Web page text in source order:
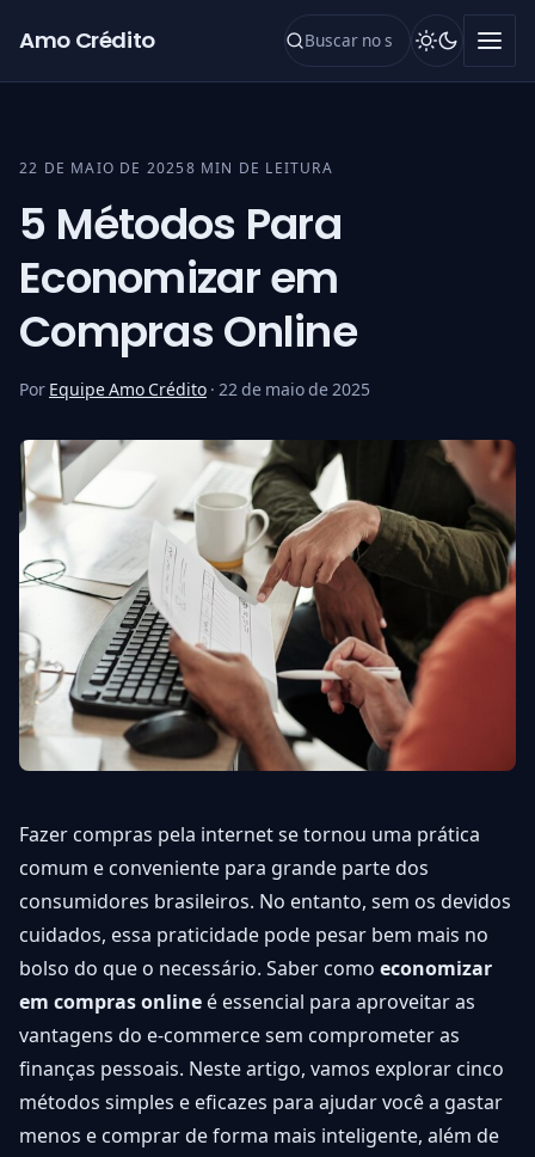
Amo Crédito
22 DE MAIO DE 2025 8 MIN DE LEITURA
5 Métodos Para
Economizar em
Compras Online
Por Equipe Amo Crédito · 22 de maio de 2025
Fazer compras pela internet se tornou uma prática
comum e conveniente para grande parte dos
consumidores brasileiros. No entanto, sem os devidos
cuidados, essa praticidade pode pesar bem mais no
bolso do que o necessário. Saber como economizar
em compras online é essencial para aproveitar as
vantagens do e-commerce sem comprometer as
finanças pessoais. Neste artigo, vamos explorar cinco
métodos simples e eficazes para ajudar você a gastar
menos e comprar de forma mais inteligente, além de